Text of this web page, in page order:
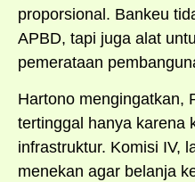
proporsional. Bankeu
APBD, tapi juga alat
pemerataan
Hartono mengingatkan,
tertinggal hanya karena
infrastruktur. Komisi IV,
menekan agar belanja